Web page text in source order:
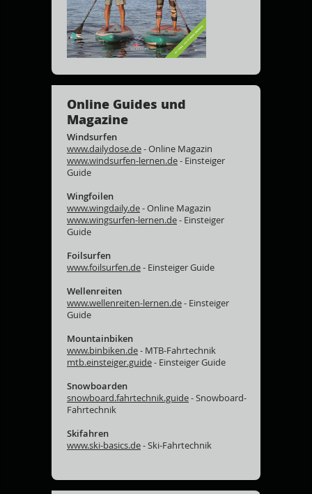
Online Guides und
Magazine
Windsurfen
www.dailydose.de- Online Magazin
www.windsurfen-lernen.de- Einsteiger
Guide
Wingfoilen
www.wingdaily.de- Online Magazin
www.wingsurfen-lernen.de- Einsteiger
Guide
Foilsurfen
www.foilsurfen.de- Einsteiger Guide
Wellenreiten
www.wellenreiten-lernen.de- Einsteiger
Guide
Mountainbiken
www.binbiken.de- MTB-Fahrtechnik
mtb.einsteiger.guide- Einsteiger Guide
Snowboarden
snowboard.fahrtechnik.guide- Snowboard-
Fahrtechnik
Skifahren
www.ski-basics.de- Ski-Fahrtechnik